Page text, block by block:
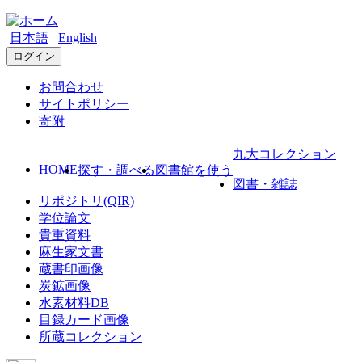
日本語 English
ログイン
お問合わせ
サイトポリシー
寄附
HOME探す・調べる 図書館を使う
九大コレクション
図書・雑誌
リポジトリ(QIR)
学位論文
貴重資料
麻生家文書
蔵書印画像
炭鉱画像
水素材料DB
目録カード画像
所蔵コレクション